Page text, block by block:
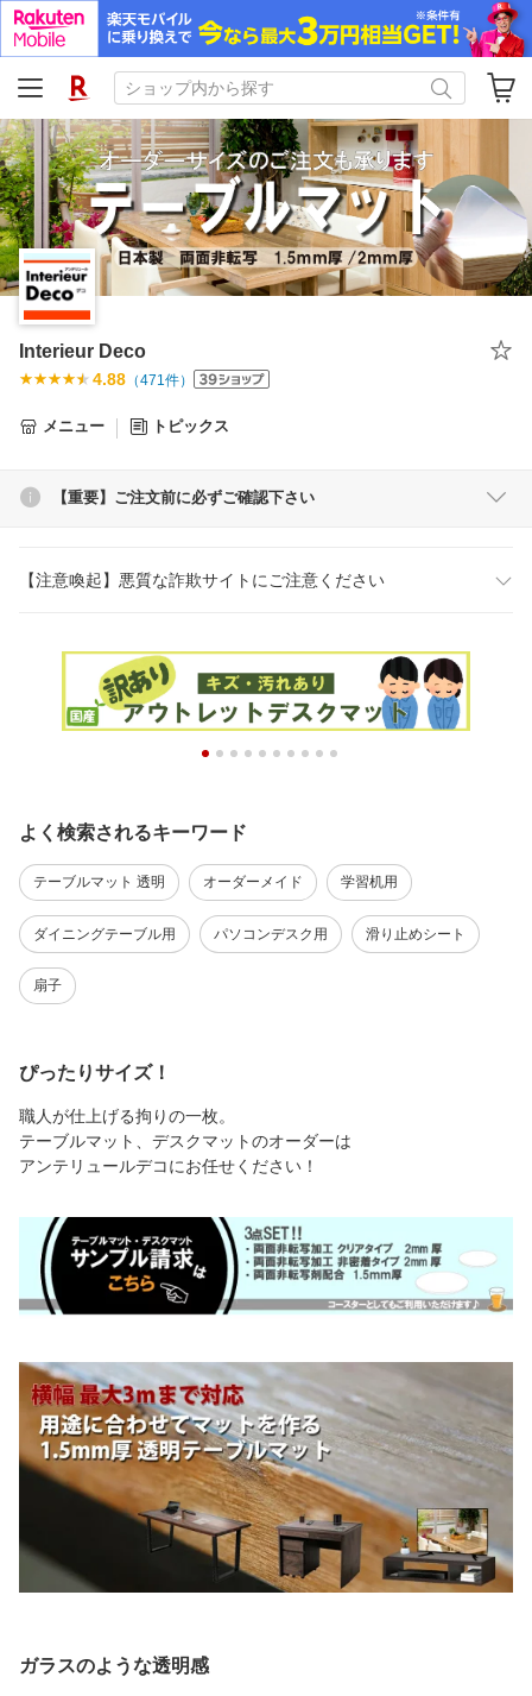
Interieur Deco
4.88 （471件）
メニュー トピックス
【重要】ご注文前に必ずご確認下さい
【注意喚起】悪質な詐欺サイトにご注意ください
よく検索されるキーワード
テーブルマット 透明 オーダーメイド 学習机用
ダイニングテーブル用 パソコンデスク用 滑り止めシート
扇子
ぴったりサイズ！
職人が仕上げる拘りの一枚。
テーブルマット、デスクマットのオーダーは
アンテリュールデコにお任せください！
ガラスのような透明感